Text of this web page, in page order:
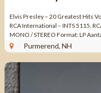
Elvis Presley – 20 Greatest Hits
RCA International – INTS 5115,
MONO / STEREO Format: LP
UK ... Purmerend, NH